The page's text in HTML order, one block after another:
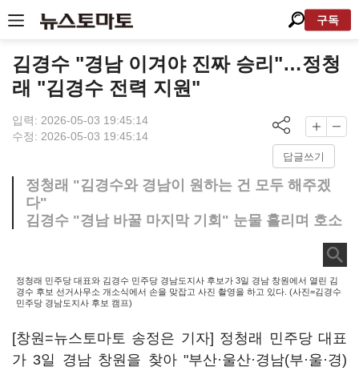
구독
김경수 "경남 이겨야 진짜 승리"…정청
래 "김경수 전력 지원"
입력: 2026-05-03 19:45:14
수정: 2026-05-03 19:45:14
답글쓰기
정청래 "김경수와 경남이 원하는 건 모두 해주겠
다"
김경수 "경남 바꿀 마지막 기회" 눈물 흘리며 호소
정청래 민주당 대표와 김경수 민주당 경남도지사 후보가 3일 경남 창원에서 열린 김
경수 후보 선거사무소 개소식에서 손을 맞잡고 사진 촬영을 하고 있다. (사진=김경수
민주당 경남도지사 후보 캠프)
[창원=뉴스토마토 송정은 기자] 정청래 민주당 대표
가 3일 경남 창원을 찾아 "부산·울산·경남(부·울·경)